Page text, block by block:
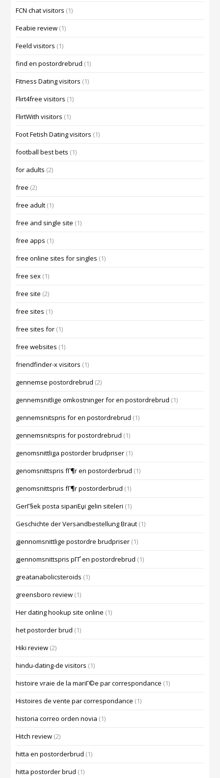
FCN chat visitors (1)
Feabie review (1)
Feeld visitors (1)
find en postordrebrud (1)
Fitness Dating visitors (1)
Flirt4free visitors (1)
FlirtWith visitors (1)
Foot Fetish Dating visitors (1)
football best bets (1)
for adults (2)
free (2)
free adult (1)
free and single site (1)
free apps (1)
free online sites for singles (1)
free sex (1)
free site (2)
free sites (1)
free sites for (1)
free websites (1)
friendfinder-x visitors (1)
gennemse postordrebrud (2)
gennemsnitlige omkostninger for en postordrebrud (1)
gennemsnitspris for en postordrebrud (1)
gennemsnitspris for postordrebrud (1)
genomsnittliga postorder brudpriser (1)
genomsnittspris fГ¶r en postorderbrud (1)
genomsnittspris fГ¶r postorderbrud (1)
GerГ§ek posta sipariЕџi gelin siteleri (1)
Geschichte der Versandbestellung Braut (1)
gjennomsnittlige postordre brudpriser (1)
gjennomsnittspris pГҐ en postordrebrud (1)
greatanabolicsteroids (1)
greensboro review (1)
Her dating hookup site online (1)
het postorder brud (1)
Hiki review (2)
hindu-dating-de visitors (1)
histoire vraie de la mariГ©e par correspondance (1)
Histoires de vente par correspondance (1)
historia correo orden novia (1)
Hitch review (2)
hitta en postorderbrud (1)
hitta postorder brud (1)